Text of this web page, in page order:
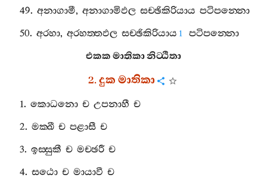
49. අනාගාමී, අනාගාමිඵල සච‍්ඡිකිරියාය පටිපන‍්නො
50. අරහා, අරහත‍්තඵල සච‍්ඡිකිරියාය 1 පටිපන‍්නො
එකකමාතිකානිට‍්ඨිතා
2.දුකමාතිකා
1. කොධනො ච උපනාහී ච
2. මක‍්ඛී ච පළාසී ච
3. ඉස‍්සුකී ච මච‍්ඡරී ච
4. සඨො ච මායාවී ච